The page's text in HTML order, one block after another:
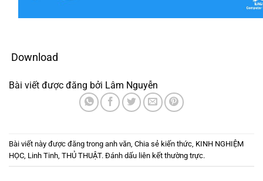
Download
Bài viết được đăng bởi Lâm Nguyễn
Bài viết này được đăng trong anh văn Chia sẻ kiến thức KINH NGHIỆM
HỌC Linh Tinh THỦ THUẬT. Đánh dấu liên kết thường trực.